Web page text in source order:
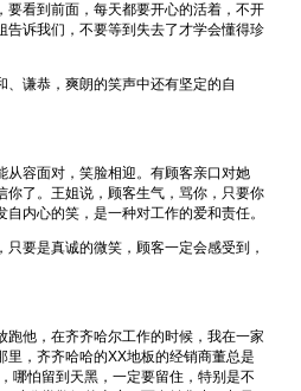
看到前面，每天都要开心的活着，不开
诉我们，不要等到失去了才学会懂得珍
谦恭，爽朗的笑声中还有坚定的自
容面对，笑脸相迎。有顾客亲口对她
了。王姐说，顾客生气，骂你，只要你
内心的笑，是一种对工作的爱和责任。
要是真诚的微笑，顾客一定会感受到，
他，在齐齐哈尔工作的时候，我在一家
，齐齐哈哈的XX地板的经销商董总是
哪怕留到天黑，一定要留住，特别是不